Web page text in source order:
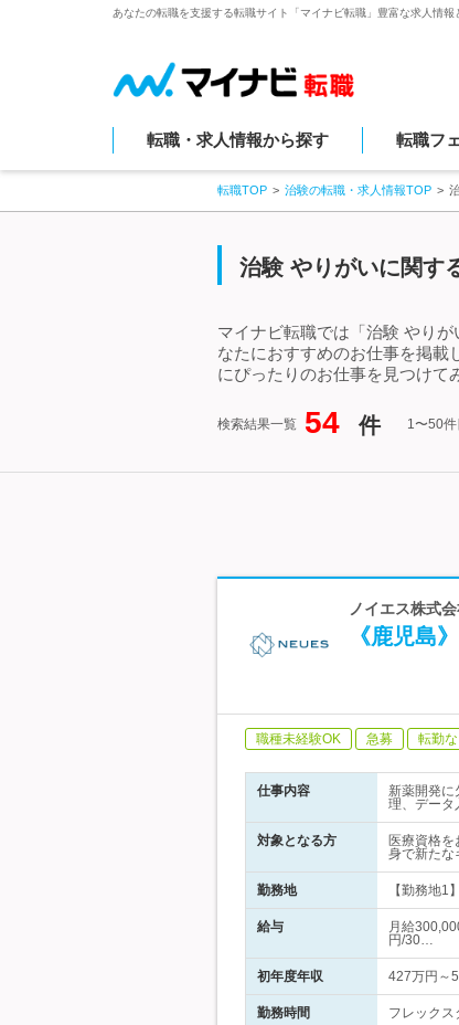
あなたの転職を支援する転職サイト「マイナビ転職」豊富な求人情
転職・求人情報から探す 転職フ
転職TOP 治験の転職・求人情報TOP
治験 やりがいに関す
マイナビ転職では「治験 やり
なたにおすすめのお仕事を掲載
にぴったりのお仕事を見つけて
検索結果一覧 54 件 1〜50
ノイエス株式
《鹿児島
職種未経験OK 急募 転勤な
仕事内容
新薬開発
理、データ
対象となる方
医療資格
身で新たな
勤務地 【勤務地
給与
月給
円/30…
初年度年収 427万円～
勤務時間 フレック